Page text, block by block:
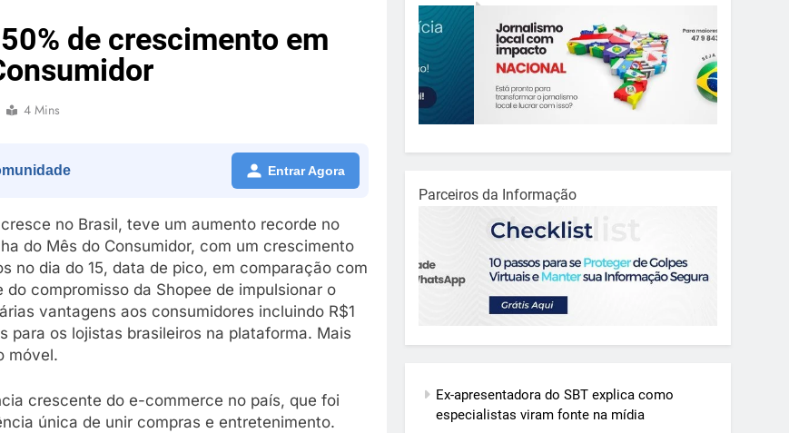
de crescimento em
4 Mins
Entrar Agora
no Brasil, teve um aumento recorde no
do Mês do Consumidor, com um crescimento
no dia do 15, data de pico, em comparação com
compromisso da Shopee de impulsionar o
vantagens aos consumidores incluindo R$1
para os lojistas brasileiros na plataforma. Mais
móvel.
crescente do e-commerce no país, que foi
única de unir compras e entretenimento.
Parceiros da Informação
Ex-apresentadora do SBT explica como
especialistas viram fonte na mídia